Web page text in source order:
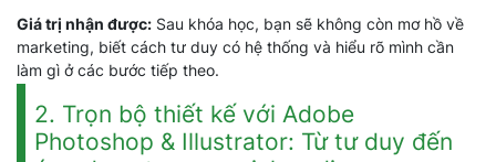
Giá trị nhận được: Sau khóa học, bạn sẽ không còn mơ hồ về
marketing, biết cách tư duy có hệ thống và hiểu rõ mình cần
làm gì ở các bước tiếp theo.
2. Trọn bộ thiết kế với Adobe
Photoshop & Illustrator: Từ tư duy đến